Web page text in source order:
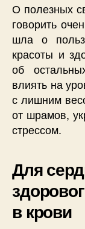
О полезных
говорить
шла о
красоты и
об
влиять на
с лишним
от шрамов,
стрессом.
Для
в крови